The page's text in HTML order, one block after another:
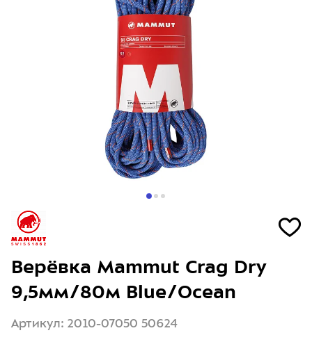
Верёвка Mammut Crag Dry
9,5мм/80м Blue/Ocean
Артикул: 2010-07050 50624